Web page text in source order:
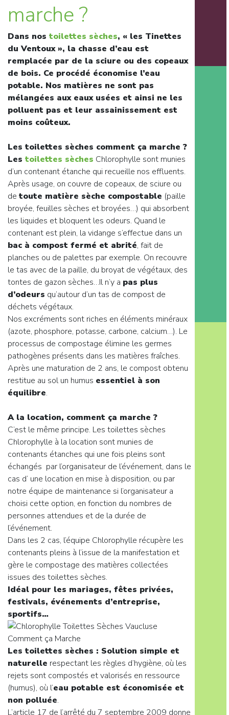
marche ?
Dans nos toilettes sèches, « les Tinettes
du Ventoux », la chasse d’eau est
remplacée par de la sciure ou des copeaux
de bois. Ce procédé économise l’eau
potable. Nos matières ne sont pas
mélangées aux eaux usées et ainsi ne les
polluent pas et leur assainissement est
moins coûteux.
Les toilettes sèches comment ça marche ?
Les toilettes sèches Chlorophylle sont munies
d’un contenant étanche qui recueille nos effluents.
Après usage, on couvre de copeaux, de sciure ou
de toute matière sèche compostable (paille
broyée, feuilles sèches et broyées…) qui absorbent
les liquides et bloquent les odeurs. Quand le
contenant est plein, la vidange s’effectue dans un
bac à compost fermé et abrité, fait de
planches ou de palettes par exemple. On recouvre
le tas avec de la paille, du broyat de végétaux, des
tontes de gazon sèches…Il n’y a pas plus
d’odeurs qu’autour d’un tas de compost de
déchets végétaux.
Nos excréments sont riches en éléments minéraux
(azote, phosphore, potasse, carbone, calcium…). Le
processus de compostage élimine les germes
pathogènes présents dans les matières fraîches.
Après une maturation de 2 ans, le compost obtenu
restitue au sol un humus essentiel à son
équilibre.
A la location, comment ça marche ?
C’est le même principe. Les toilettes sèches
Chlorophylle à la location sont munies de
contenants étanches qui une fois pleins sont
échangés par l’organisateur de l’événement, dans le
cas d’ une location en mise à disposition, ou par
notre équipe de maintenance si l’organisateur a
choisi cette option, en fonction du nombres de
personnes attendues et de la durée de
l’événement.
Dans les 2 cas, l’équipe Chlorophylle récupère les
contenants pleins à l’issue de la manifestation et
gère le compostage des matières collectées
issues des toilettes sèches.
Idéal pour les mariages, fêtes privées,
festivals, événements d’entreprise,
sportifs…
Les toilettes sèches : Solution simple et
naturelle respectant les règles d’hygiène, où les
rejets sont compostés et valorisés en ressource
(humus), où l’eau potable est économisée et
non polluée.
L’article 17 de l’arrêté du 7 septembre 2009 donne